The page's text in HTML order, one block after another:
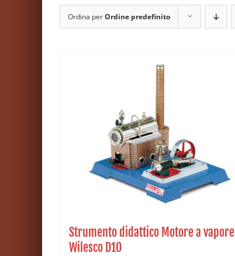
Ordina perOrdine predefinito
Strumento didattico Motore a vapore
Wilesco D10